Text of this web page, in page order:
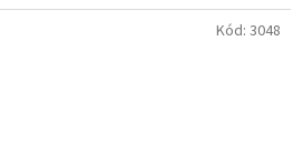
Kód: 3048